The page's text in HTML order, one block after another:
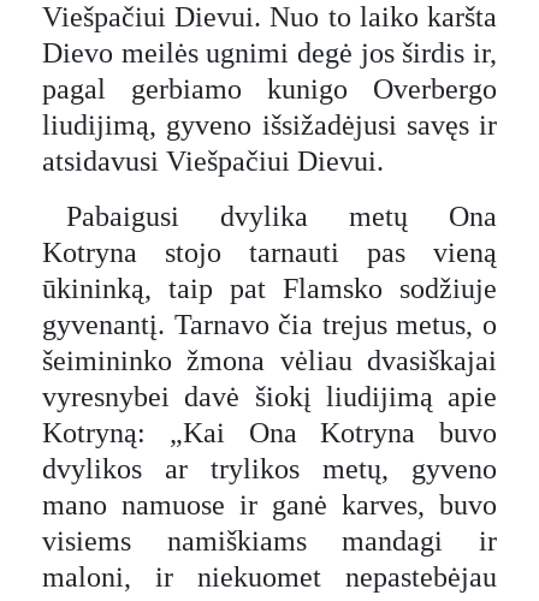
Viešpačiui Dievui. Nuo to laiko karšta
Dievo meilės ugnimi degė jos širdis ir,
pagal gerbiamo kunigo Overbergo
liudijimą, gyveno išsižadėjusi savęs ir
atsidavusi Viešpačiui Dievui.
Pabaigusi dvylika metų Ona
Kotryna stojo tarnauti pas vieną
ūkininką, taip pat Flamsko sodžiuje
gyvenantį. Tarnavo čia trejus metus, o
šeimininko žmona vėliau dvasiškajai
vyresnybei davė šiokį liudijimą apie
Kotryną: „Kai Ona Kotryna buvo
dvylikos ar trylikos metų, gyveno
mano namuose ir ganė karves, buvo
visiems namiškiams mandagi ir
maloni, ir niekuomet nepastebėjau